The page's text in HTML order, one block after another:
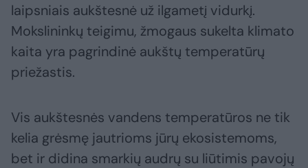
laipsniais aukštesnė už ilgametį vidurkį.
Mokslininkų teigimu, žmogaus sukelta klimato
kaita yra pagrindinė aukštų temperatūrų
priežastis.
Vis aukštesnės vandens temperatūros ne tik
kelia grėsmę jautrioms jūrų ekosistemoms,
bet ir didina smarkių audrų su liūtimis pavojų